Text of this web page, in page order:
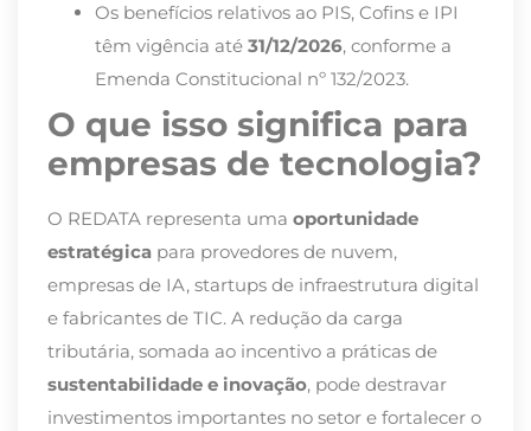
Os benefícios relativos ao PIS, Cofins e IPI
têm vigência até 31/12/2026, conforme a
Emenda Constitucional nº 132/2023.
O que isso significa para
empresas de tecnologia?
O REDATA representa uma oportunidade
estratégica para provedores de nuvem,
empresas de IA, startups de infraestrutura digital
e fabricantes de TIC. A redução da carga
tributária, somada ao incentivo a práticas de
sustentabilidade e inovação, pode destravar
investimentos importantes no setor e fortalecer o